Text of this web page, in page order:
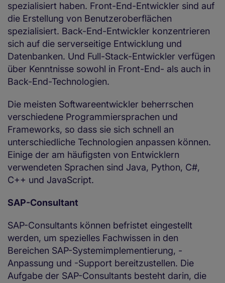
spezialisiert haben. Front-End-Entwickler sind auf
die Erstellung von Benutzeroberflächen
spezialisiert. Back-End-Entwickler konzentrieren
sich auf die serverseitige Entwicklung und
Datenbanken. Und Full-Stack-Entwickler verfügen
über Kenntnisse sowohl in Front-End- als auch in
Back-End-Technologien.
Die meisten Softwareentwickler beherrschen
verschiedene Programmiersprachen und
Frameworks, so dass sie sich schnell an
unterschiedliche Technologien anpassen können.
Einige der am häufigsten von Entwicklern
verwendeten Sprachen sind Java, Python, C#,
C++ und JavaScript.
SAP-Consultant
SAP-Consultants können befristet eingestellt
werden, um spezielles Fachwissen in den
Bereichen SAP-Systemimplementierung, -
Anpassung und -Support bereitzustellen. Die
Aufgabe der SAP-Consultants besteht darin, die